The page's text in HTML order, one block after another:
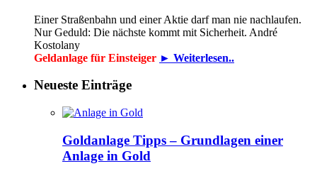
Einer Straßenbahn und einer Aktie darf man nie nachlaufen.
Nur Geduld: Die nächste kommt mit Sicherheit. André
Kostolany
Geldanlage für Einsteiger ► Weiterlesen..
Neueste Einträge
Goldanlage Tipps – Grundlagen einer
Anlage in Gold